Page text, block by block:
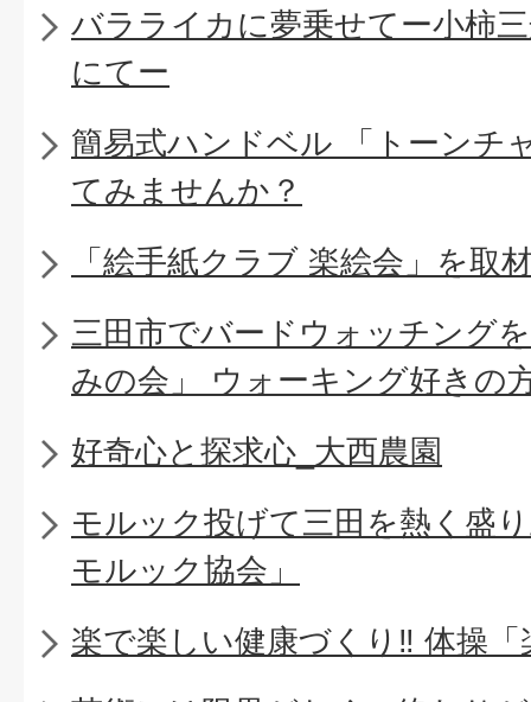
バラライカに夢乗せてー小柿
にてー
簡易式ハンドベル 「トーンチ
てみませんか？
「絵手紙クラブ 楽絵会」を取
三田市でバードウォッチング
みの会」 ウォーキング好きの
好奇心と探求心_大西農園
モルック投げて三田を熱く盛
モルック協会」
楽で楽しい健康づくり‼ 体操